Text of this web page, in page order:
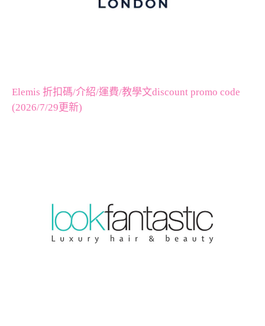
Elemis 折扣碼/介紹/運費/教學文discount promo code
(2026/7/29更新)